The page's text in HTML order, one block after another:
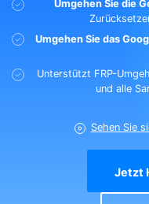
Suchen
Umgehen Sie die
Umgehen Sie das
Unterstützt FRP-
und alle
Sehen Sie
Jetzt